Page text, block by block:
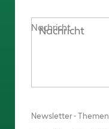
Nachricht
Newsletter - Themen